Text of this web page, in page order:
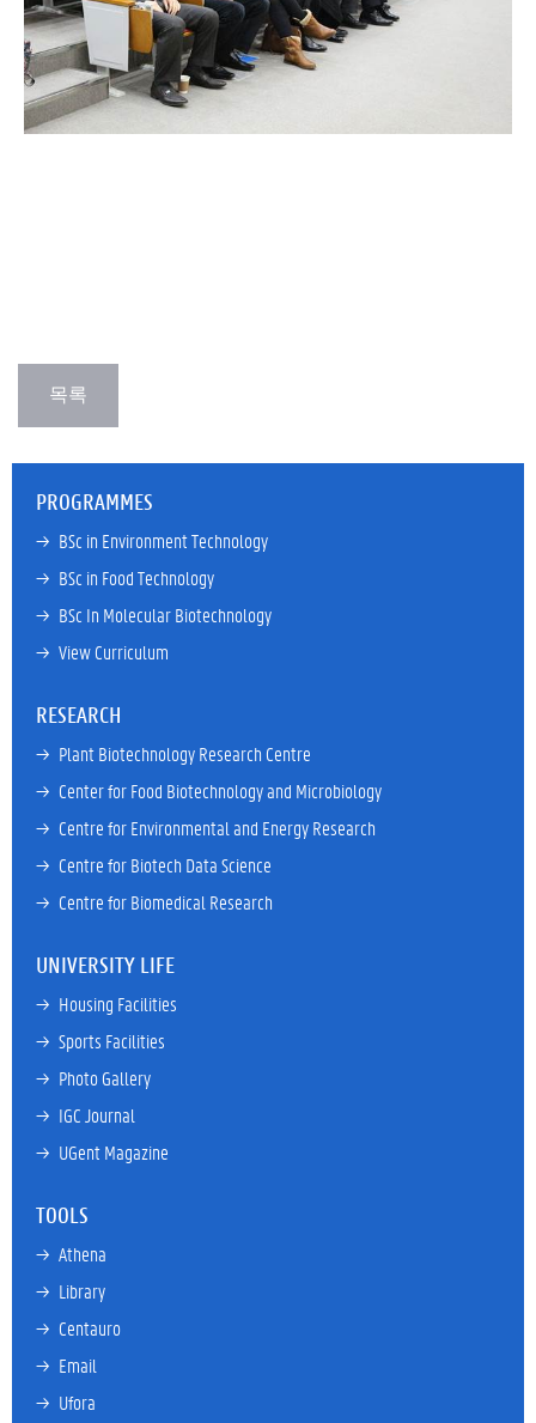
PROGRAMMES
→ BSc in Environment Technology
→ BSc in Food Technology
→ BSc In Molecular Biotechnology
→ View Curriculum
RESEARCH
→ Plant Biotechnology Research Centre
→ Center for Food Biotechnology and Microbiology
→ Centre for Environmental and Energy Research
→ Centre for Biotech Data Science
→ Centre for Biomedical Research
UNIVERSITY LIFE
→ Housing Facilities
→ Sports Facilities
→ Photo Gallery
→ IGC Journal
→ UGent Magazine
TOOLS
→ Athena
→ Library
→ Centauro
→ Email
→ Ufora